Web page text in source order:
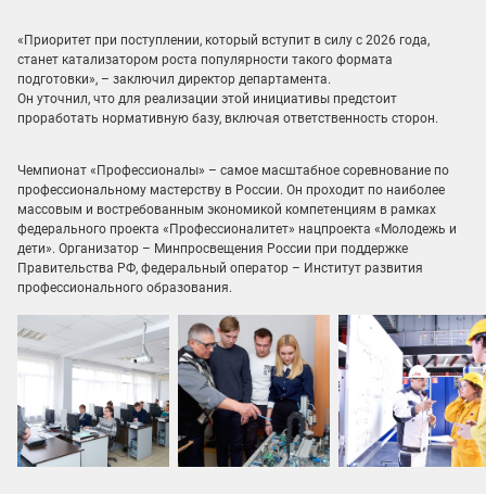
«Приоритет при поступлении, который вступит в силу с 2026 года,
станет катализатором роста популярности такого формата
подготовки», – заключил директор департамента.
Он уточнил, что для реализации этой инициативы предстоит
проработать нормативную базу, включая ответственность сторон.
Чемпионат «Профессионалы» – самое масштабное соревнование по
профессиональному мастерству в России. Он проходит по наиболее
массовым и востребованным экономикой компетенциям в рамках
федерального проекта «Профессионалитет» нацпроекта «Молодежь и
дети». Организатор – Минпросвещения России при поддержке
Правительства РФ, федеральный оператор – Институт развития
профессионального образования.